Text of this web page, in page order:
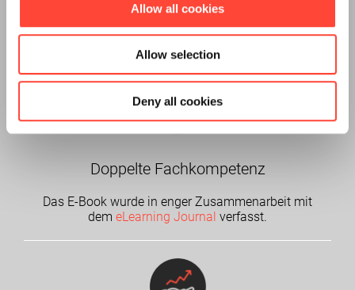
Allow all cookies
Allow selection
Deny all cookies
Das E-Book bietet
Doppelte Fachkompetenz
Das E-Book wurde in enger Zusammenarbeit mit
dem eLearning Journal verfasst.